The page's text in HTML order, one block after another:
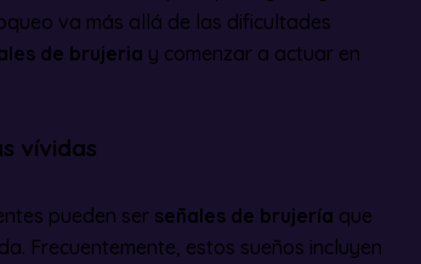
va más allá de las dificultades
de brujeria​ y comenzar a actuar en
vívidas
pueden ser señales de brujería que
Frecuentemente, estos sueños incluyen